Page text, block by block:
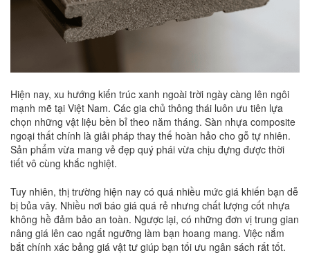
Hiện nay, xu hướng kiến trúc xanh ngoài trời ngày càng lên ngôi
mạnh mẽ tại Việt Nam. Các gia chủ thông thái luôn ưu tiên lựa
chọn những vật liệu bền bỉ theo năm tháng. Sàn nhựa composite
ngoại thất chính là giải pháp thay thế hoàn hảo cho gỗ tự nhiên.
Sản phẩm vừa mang vẻ đẹp quý phái vừa chịu đựng được thời
tiết vô cùng khắc nghiệt.
Tuy nhiên, thị trường hiện nay có quá nhiều mức giá khiến bạn dễ
bị bủa vây. Nhiều nơi báo giá quá rẻ nhưng chất lượng cốt nhựa
không hề đảm bảo an toàn. Ngược lại, có những đơn vị trung gian
nâng giá lên cao ngất ngưỡng làm bạn hoang mang. Việc nắm
bắt chính xác bảng giá vật tư giúp bạn tối ưu ngân sách rất tốt.